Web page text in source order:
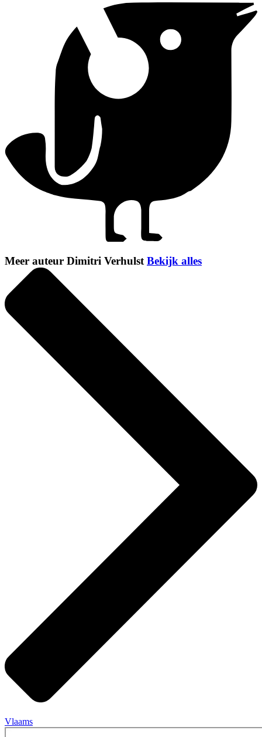
Meer auteur Dimitri VerhulstBekijk alles
Vlaams